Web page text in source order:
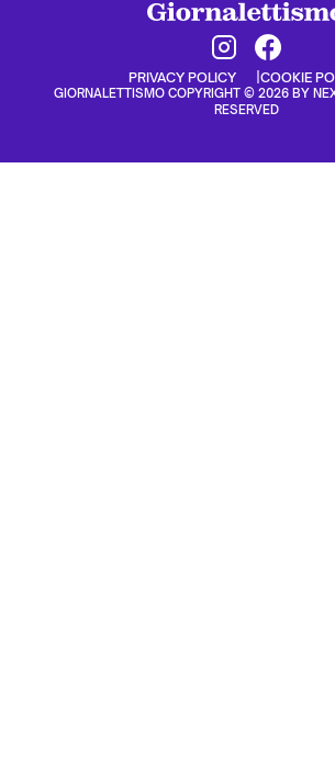
PRIVACY POLICY COOKIE
GIORNALETTISMO COPYRIGHT © 2026 BY
RESERVED